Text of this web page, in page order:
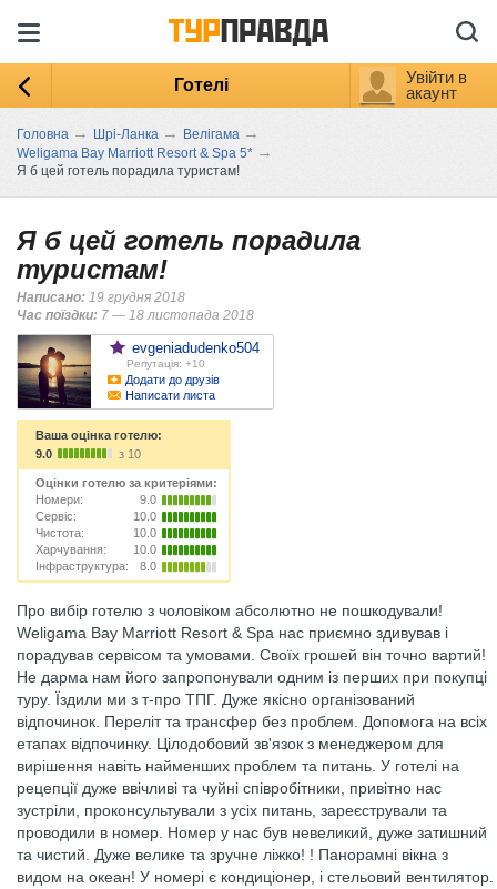
Готелі
Увійти в
акаунт
Головна → Шрі-Ланка → Велігама →
Weligama Bay Marriott Resort & Spa 5* →
Я б цей готель порадила туристам!
Я б цей готель порадила
туристам!
Написано: 19 грудня 2018
Час поїздки: 7 — 18 листопада 2018
evgeniadudenko504
Репутація: +10
Додати до друзів
Написати листа
Ваша оцінка готелю:
9.0
з 10
Оцінки готелю за критеріями:
Номери:
9.0
Сервіс:
10.0
Чистота:
10.0
Харчування:
10.0
Інфраструктура:
8.0
Про вибір готелю з чоловіком абсолютно не пошкодували!
Weligama Bay Marriott Resort & Spa нас приємно здивував і
порадував сервісом та умовами. Своїх грошей він точно вартий!
Не дарма нам його запропонували одним із перших при покупці
туру. Їздили ми з т-про ТПГ. Дуже якісно організований
відпочинок. Переліт та трансфер без проблем. Допомога на всіх
етапах відпочинку. Цілодобовий зв'язок з менеджером для
вирішення навіть найменших проблем та питань. У готелі на
рецепції дуже ввічливі та чуйні співробітники, привітно нас
зустріли, проконсультували з усіх питань, зареєстрували та
проводили в номер. Номер у нас був невеликий, дуже затишний
та чистий. Дуже велике та зручне ліжко! ! Панорамні вікна з
видом на океан! У номері є кондиціонер, і стельовий вентилятор.